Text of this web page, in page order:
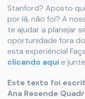
Stanford? Aposto
por lá, não foi? A
te ajudar a planejar
oportunidade fora do
esta experiência!
clicando aquie
Este texto foi
Ana Resende